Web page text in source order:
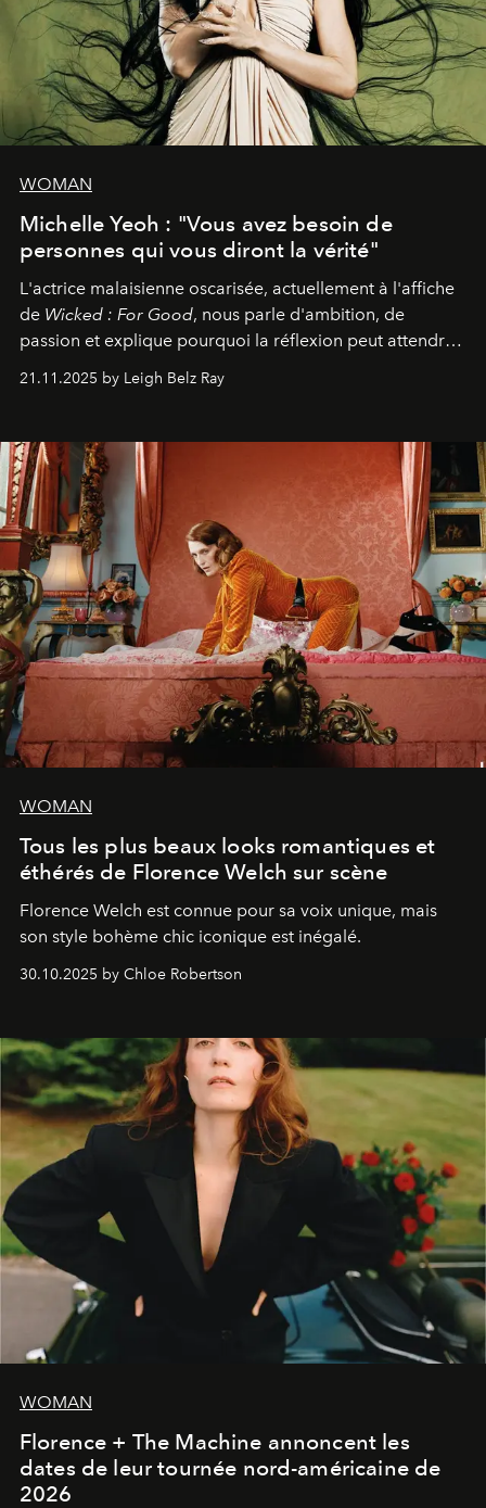
WOMAN
Michelle Yeoh : "Vous avez besoin de
personnes qui vous diront la vérité"
L'actrice malaisienne oscarisée, actuellement à l'affiche
de Wicked : For Good, nous parle d'ambition, de
passion et explique pourquoi la réflexion peut attendre.
personnage qui dit : 'C'est mon désir, mon ambition, ma
21.11.2025 by Leigh Belz Ray
WOMAN
Tous les plus beaux looks romantiques et
éthérés de Florence Welch sur scène
Florence Welch est connue pour sa voix unique, mais
son style bohème chic iconique est inégalé.
30.10.2025 by Chloe Robertson
WOMAN
Florence + The Machine annoncent les
dates de leur tournée nord-américaine de
2026